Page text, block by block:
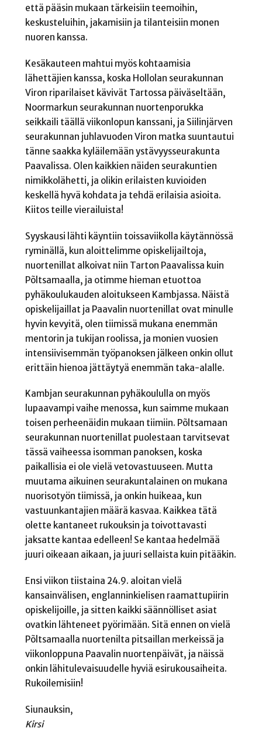
että pääsin mukaan tärkeisiin teemoihin,
keskusteluihin, jakamisiin ja tilanteisiin monen
nuoren kanssa.
Kesäkauteen mahtui myös kohtaamisia
lähettäjien kanssa, koska Hollolan seurakunnan
Viron riparilaiset kävivät Tartossa päiväseltään,
Noormarkun seurakunnan nuortenporukka
seikkaili täällä viikonlopun kanssani, ja Siilinjärven
seurakunnan juhlavuoden Viron matka suuntautui
tänne saakka kyläilemään ystävyysseurakunta
Paavalissa. Olen kaikkien näiden seurakuntien
nimikkolähetti, ja olikin erilaisten kuvioiden
keskellä hyvä kohdata ja tehdä erilaisia asioita.
Kiitos teille vierailuista!
Syyskausi lähti käyntiin toissaviikolla käytännössä
ryminällä, kun aloittelimme opiskelijailtoja,
nuortenillat alkoivat niin Tarton Paavalissa kuin
Põltsamaalla, ja otimme hieman etuottoa
pyhäkoulukauden aloitukseen Kambjassa. Näistä
opiskelijaillat ja Paavalin nuortenillat ovat minulle
hyvin kevyitä, olen tiimissä mukana enemmän
mentorin ja tukijan roolissa, ja monien vuosien
intensiivisemmän työpanoksen jälkeen onkin ollut
erittäin hienoa jättäytyä enemmän taka-alalle.
Kambjan seurakunnan pyhäkoululla on myös
lupaavampi vaihe menossa, kun saimme mukaan
toisen perheenäidin mukaan tiimiin. Põltsamaan
seurakunnan nuortenillat puolestaan tarvitsevat
tässä vaiheessa isomman panoksen, koska
paikallisia ei ole vielä vetovastuuseen. Mutta
muutama aikuinen seurakuntalainen on mukana
nuorisotyön tiimissä, ja onkin huikeaa, kun
vastuunkantajien määrä kasvaa. Kaikkea tätä
olette kantaneet rukouksin ja toivottavasti
jaksatte kantaa edelleen! Se kantaa hedelmää
juuri oikeaan aikaan, ja juuri sellaista kuin pitääkin.
Ensi viikon tiistaina 24.9. aloitan vielä
kansainvälisen, englanninkielisen raamattupiirin
opiskelijoille, ja sitten kaikki säännölliset asiat
ovatkin lähteneet pyörimään. Sitä ennen on vielä
Põltsamaalla nuortenilta pitsaillan merkeissä ja
viikonloppuna Paavalin nuortenpäivät, ja näissä
onkin lähitulevaisuudelle hyviä esirukousaiheita.
Rukoilemisiin!
Siunauksin,
Kirsi